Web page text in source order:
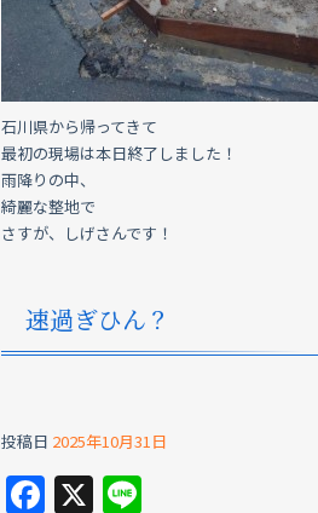
石川県から帰ってきて
最初の現場は本日終了しました！
雨降りの中、
綺麗な整地で
さすが、しげさんです！
速過ぎひん？
投稿日 2025年10月31日
F X